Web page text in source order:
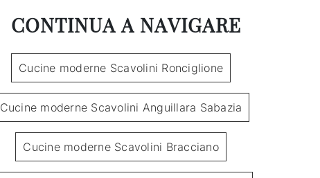
CONTINUA A NAVIGARE
Cucine moderne Scavolini Ronciglione
Cucine moderne Scavolini Anguillara Sabazia
Cucine moderne Scavolini Bracciano